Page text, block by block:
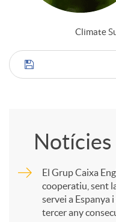
Climate
C
m
El Grup Caixa
cooperatiu, sent
servei a Espanya
tercer any